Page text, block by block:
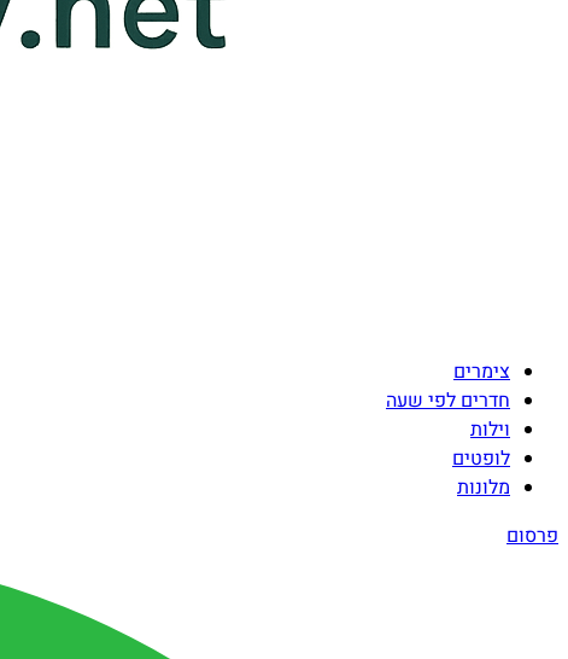
צימרים
חדרים לפי שעה
וילות
לופטים
מלונות
פרסום